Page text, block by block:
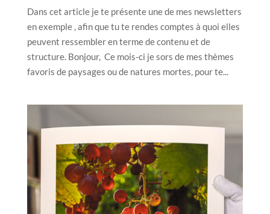
Dans cet article je te présente une de mes newsletters
en exemple , afin que tu te rendes comptes à quoi elles
peuvent ressembler en terme de contenu et de
structure. Bonjour, Ce mois-ci je sors de mes thèmes
favoris de paysages ou de natures mortes, pour te...